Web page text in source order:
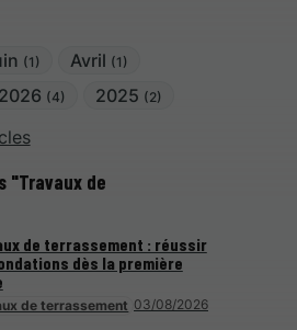
(1) Avril (1)
2026 (4) 2025 (2)
"Travaux de
de terrassement 03/08/2026
de terrassement : réussir
dès la première